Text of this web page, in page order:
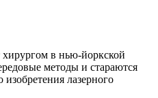
в нью-йоркской
методы и стараются
лазерного